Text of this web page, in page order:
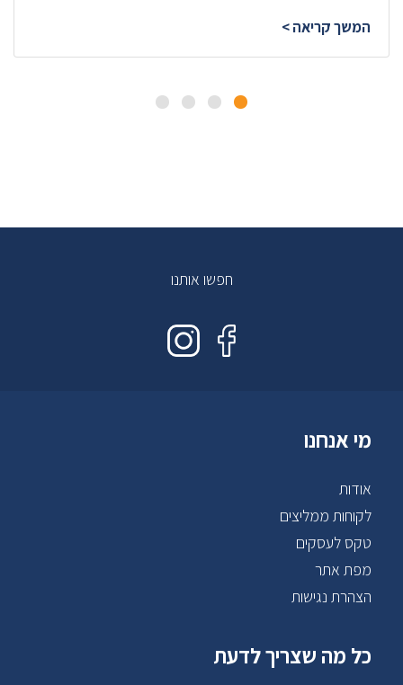
המשך קריאה >
חפשו אותנו
מי אנחנו
אודות
לקוחות ממליצים
טקס לעסקים
מפת אתר
הצהרת נגישות
כל מה שצריך לדעת